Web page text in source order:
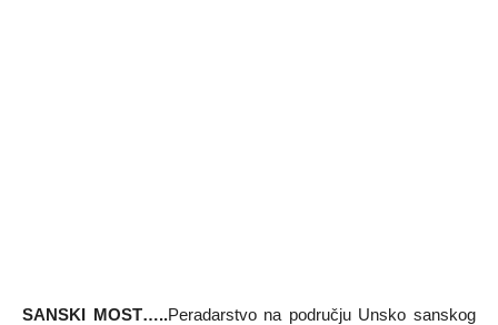
SANSKI MOST…..Peradarstvo na području Unsko sanskog